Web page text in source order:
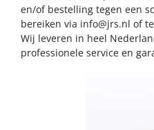
en/of bestelling tegen een
bereiken via info@jrs.nl of
Wij leveren in heel
professionele service en